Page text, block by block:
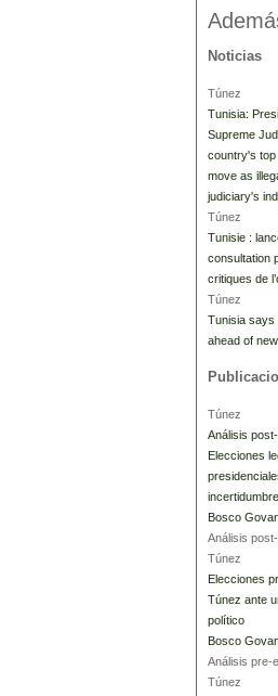
Noticias
Túnez
Tunisia:
Supreme
country's top
move as
judiciary's
Túnez
Tunisie :
consultation
critiques de
Túnez
Tunisia says
ahead of
Túnez
Análisis
Elecciones
Bosco
Análisis
Túnez
Elecciones
Túnez ante
político
Bosco
Análisis pre-
Túnez